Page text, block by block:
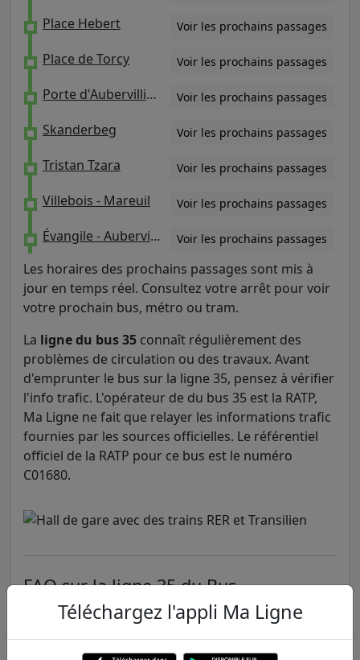
Place Hebert Voir les prochains passages
Place de Torcy Voir les prochains passages
Porte d'Aubervilliers Voir les prochains passages
Skanderbeg Voir les prochains passages
Tristan Tzara Voir les prochains passages
Villebois - Mareuil Voir les prochains passages
Évangile - Aubervilliers Voir les prochains passages
Les horaires des prochains passages sont mis à
jour en temps réel. Consultez votre arrêt pour voir
votre prochain bus, métro ou tram.
La ligne du bus 35 connaît régulièrement des
problèmes de circulation ou des travaux. Avant
d'emprunter le bus sur la ligne 35, pensez à vérifier
l'info trafic. L'opérateur de du bus 35 est la RATP,
Ma Ligne ne fait que relayer les informations trafic
fournies par les sources officielles. Le référentiel
officiel de la RATP pour ce bus est le numéro
C01680.
FAQ sur la ligne 35 du Bus
Quel est l'info trafic sur le Bus 35 ?
Il n'y a aucun problème actuellement sur la ligne
Téléchargez l'appli Ma Ligne